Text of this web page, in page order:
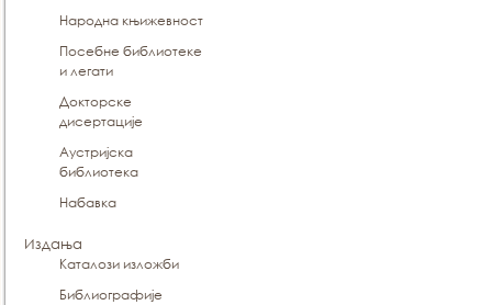
Народна књижевност
Посебне библиотеке
и легати
Докторске
дисертације
Аустријска
библиотека
Набавка
Издања
Каталози изложби
Библиографије